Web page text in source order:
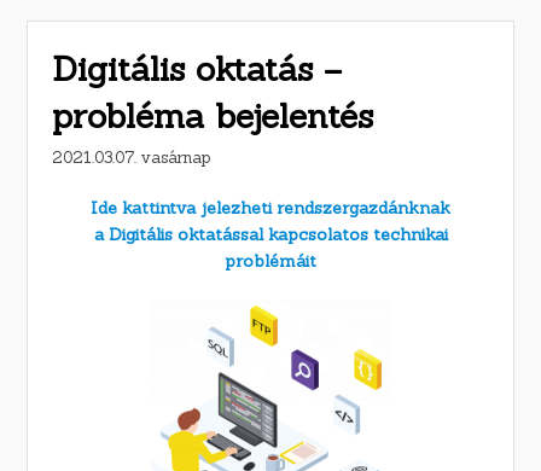
Digitális oktatás –
probléma bejelentés
2021.03.07. vasárnap
Ide kattintva jelezheti rendszergazdánknak
a Digitális oktatással kapcsolatos technikai
problémáit